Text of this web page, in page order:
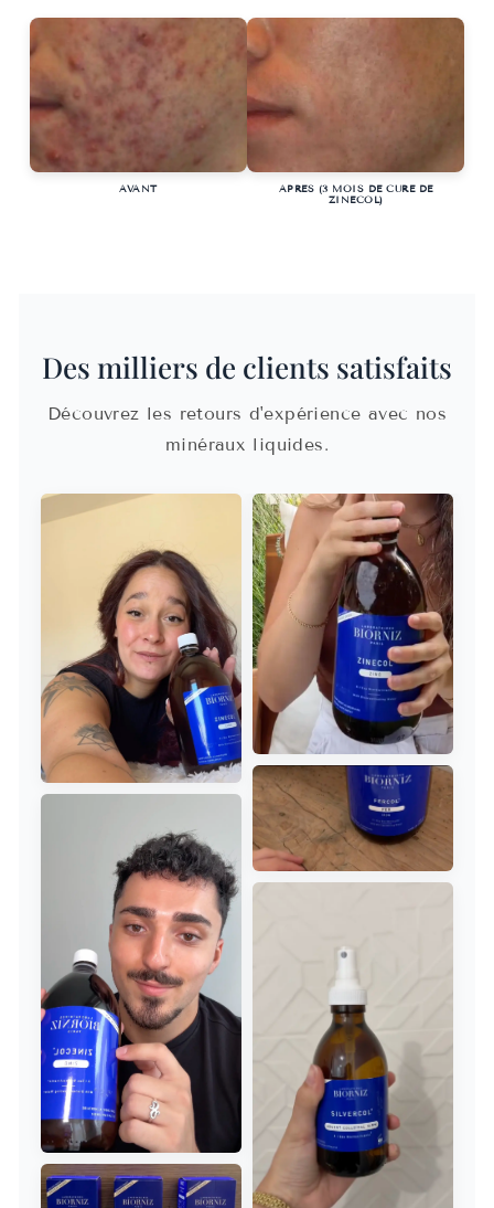
AVANT
APRÈS (3 MOIS DE CURE DE
ZINECOL)
Des milliers de clients satisfaits
Découvrez les retours d'expérience avec nos
minéraux liquides.